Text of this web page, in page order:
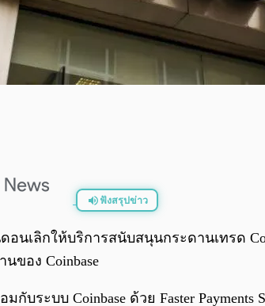
ฟังสรุปข่าว
อนเลิกให้บริการสนับสนุนกระดานเทรด
ของ Coinbase
มกับระบบ Coinbase ด้วย Faster